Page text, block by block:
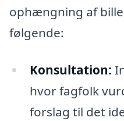
ophængning af
følgende:
Konsultation:
hvor fagfolk
forslag til det